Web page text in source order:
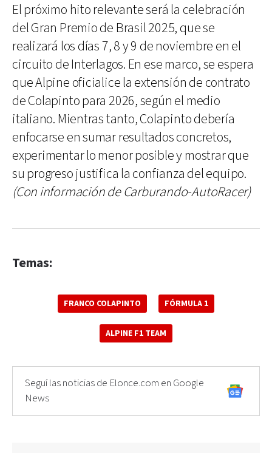
El próximo hito relevante será la celebración
del Gran Premio de Brasil 2025, que se
realizará los días 7, 8 y 9 de noviembre en el
circuito de Interlagos. En ese marco, se espera
que Alpine oficialice la extensión de contrato
de Colapinto para 2026, según el medio
italiano. Mientras tanto, Colapinto debería
enfocarse en sumar resultados concretos,
experimentar lo menor posible y mostrar que
su progreso justifica la confianza del equipo.
(Con información de Carburando-AutoRacer)
Temas:
FRANCO COLAPINTO FÓRMULA 1
ALPINE F1 TEAM
Seguí las noticias de Elonce.com en Google
News